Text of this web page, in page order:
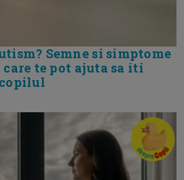
Semne si simptome
te pot ajuta sa iti